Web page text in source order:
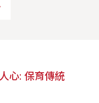
心: 保育傳統